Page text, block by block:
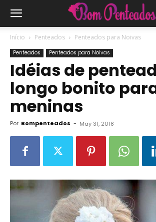
Início Penteados Penteados para Noivas
Penteados Penteados para Noivas
Idéias de
longo bonito
meninas
Por Bompenteados - May 31, 2018